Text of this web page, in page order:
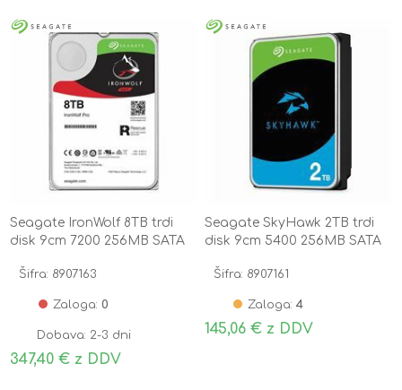
Seagate IronWolf 8TB trdi
disk 9cm 7200 256MB SATA
Šifra: 8907163
Zaloga: 0
Dobava: 2-3 dni
347,40 € z DDV
Seagate SkyHawk 2TB trdi
disk 9cm 5400 256MB SATA
Šifra: 8907161
Zaloga: 4
145,06 € z DDV